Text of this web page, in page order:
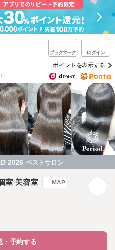
ブックマーク ログイン
ポイントを表示する
2026 ベストサロン
室 美容室 MAP
・予約する